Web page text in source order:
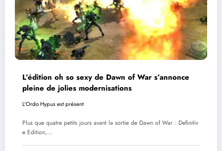
L’édition oh so sexy de Dawn of War s’annonce
pleine de jolies modernisations
L'Ordo Hypus est présent
Plus que quatre petits jours avant la sortie de Dawn of War : Definitiv
e Edition,…